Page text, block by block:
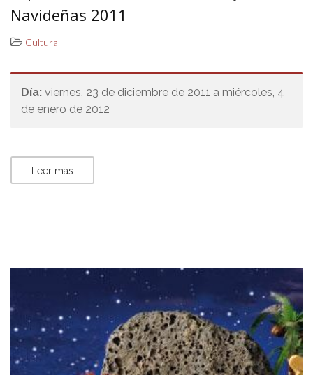
Navideñas 2011
Cultura
Día: viernes, 23 de diciembre de 2011 a miércoles, 4
de enero de 2012
Leer más